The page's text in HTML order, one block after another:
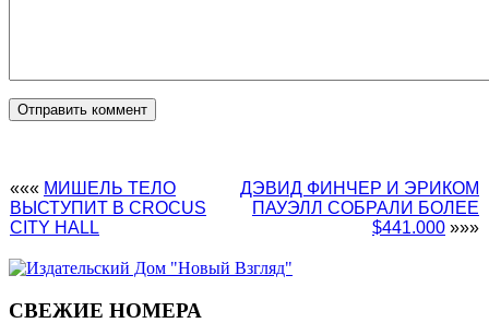
««« МИШЕЛЬ ТЕЛО
ВЫСТУПИТ В CROCUS
CITY HALL
ДЭВИД ФИНЧЕР И ЭРИКОМ
ПАУЭЛЛ СОБРАЛИ БОЛЕЕ
$441.000 »»»
СВЕЖИЕ НОМЕРА